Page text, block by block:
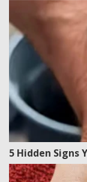
5 Hidden Signs